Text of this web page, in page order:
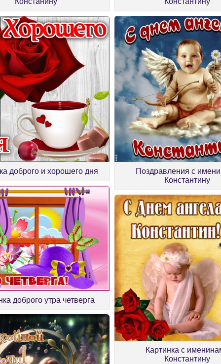
доброго и хорошего дня
Поздравления с
Константину
доброго утра четверга
Картинка с
Константину